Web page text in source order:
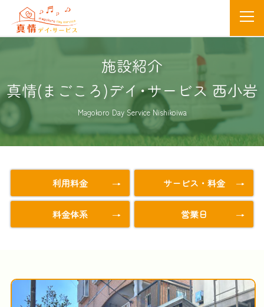
施設紹介
真情(まごころ)デイ･サービス 西小岩
Magokoro Day Service Nishikoiwa
利用料金 サービス・料金
料金体系 営業日